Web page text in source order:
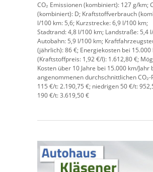
CO₂ Emissionen (kombiniert): 127 g/km;
(kombiniert): D; Kraftstoffverbrauch
l/100 km: 5,6; Kurzstrecke:6,9 l/100 km;
Stadtrand:4,8 l/100 km; Landstraße: 5,4
Autobahn: 5,9 l/100 km;
(jährlich):86 €; Energiekosten bei 15.000
(Kraftstoffpreis: 1,92€/l): 1.612,80 €;
Kosten über 10 Jahre bei 15.000 km/Jahr
angenommenen durchschnittlichen CO₂-
115 €/t:2.190,75 €; niedrigen 50 €/t:
190 €/t: 3.619,50 €